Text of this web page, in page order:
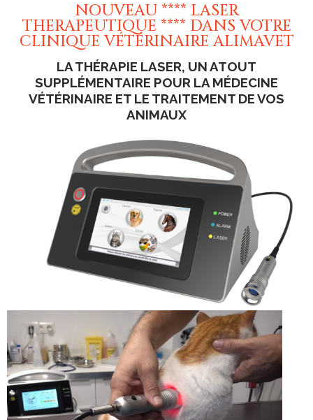
NOUVEAU **** LASER
THERAPEUTIQUE **** DANS VOTRE
CLINIQUE VÉTÉRINAIRE ALIMAVET
LA THÉRAPIE LASER, UN ATOUT
SUPPLÉMENTAIRE POUR LA MÉDECINE
VÉTÉRINAIRE ET LE TRAITEMENT DE VOS
ANIMAUX